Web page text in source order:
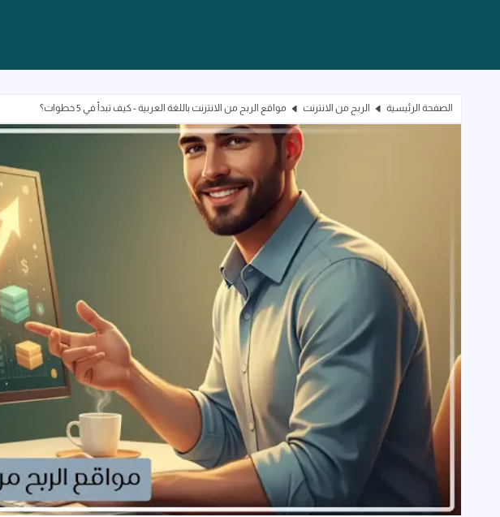
الصفحة الرئيسية الربح من الانترنت مواقع الربح من الانترنت باللغة العربية - كيف تبدأ في 5 خطوات؟
مواقع الربح من الانترنت